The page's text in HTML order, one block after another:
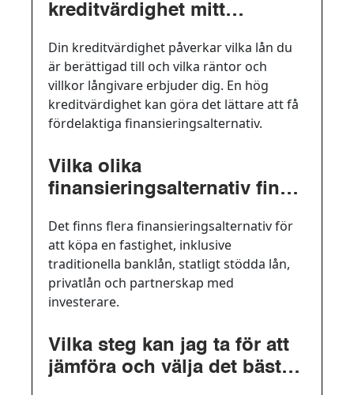
kreditvärdighet mitt
fastighetskÃp?
Din kreditvärdighet påverkar vilka lån du
är berättigad till och vilka räntor och
villkor långivare erbjuder dig. En hög
kreditvärdighet kan göra det lättare att få
fördelaktiga finansieringsalternativ.
Vilka olika
finansieringsalternativ finns
fastighet?
Det finns flera finansieringsalternativ för
att köpa en fastighet, inklusive
traditionella banklån, statligt stödda lån,
privatlån och partnerskap med
investerare.
Vilka steg kan jag ta för att
jämföra och välja det bästa